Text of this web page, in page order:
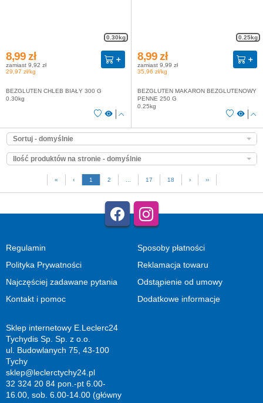
0.30kg
8,99 zł
zamiast 9,92 zł
29,97 zł/kg
BEZGLUTEN CHLEB BIAŁY 300 G
0.30kg
0.25kg
8,99 zł
zamiast 9,99 zł
35,96 zł/kg
BEZGLUTEN MAKARON BEZGLUTENOWY
PENNE 250 G
0.25kg
Sortuj - domyślnie
Ilość produktów na stronie - domyślnie
« ‹ 1 2 17 18 › ››
Regulamin
Polityka Prywatności
Najczęściej zadawane pytania
Kontakt i pomoc
Sposoby płatności
Reklamacja towaru
Odstąpienie od umowy
Dodatkowe informacje
Sklep internetowy E.Leclerc24
Tychydis Sp. Sp. z o.o.
ul. Budowlanych 75, 43-100
Tychy
sklep@leclerctychy24.pl
32 324 20 84 pon.-pt 6.00-
16.00, sob. 6.00-14.00 (główny